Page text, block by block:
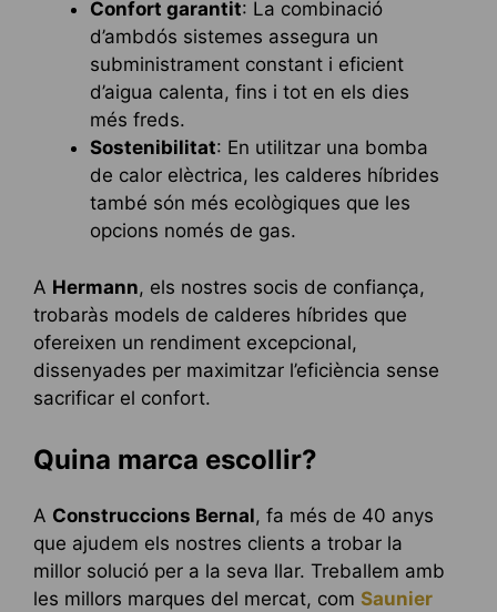
Confort garantit: La combinació
d’ambdós sistemes assegura un
subministrament constant i eficient
d’aigua calenta, fins i tot en els dies
més freds.
Sostenibilitat: En utilitzar una bomba
de calor elèctrica, les calderes híbrides
també són més ecològiques que les
opcions només de gas.
A Hermann, els nostres socis de confiança,
trobaràs models de calderes híbrides que
ofereixen un rendiment excepcional,
dissenyades per maximitzar l’eficiència sense
sacrificar el confort.
Quina marca escollir?
A Construccions Bernal, fa més de 40 anys
que ajudem els nostres clients a trobar la
millor solució per a la seva llar. Treballem amb
les millors marques del mercat, com Saunier